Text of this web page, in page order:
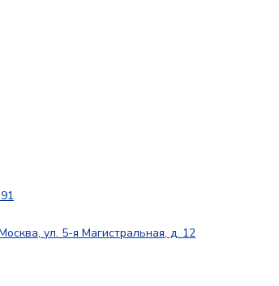
ул. 5-я Магистральная, д. 12